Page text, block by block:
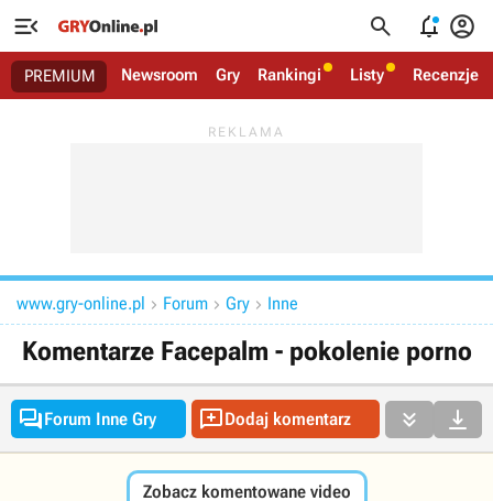
   
PREMIUM Newsroom Gry Rankingi Listy Recenzje
www.gry-online.pl  Forum  Gry  Inne
Komentarze Facepalm - pokolenie porno
Forum Inne Gry Dodaj komentarz  
Zobacz komentowane video